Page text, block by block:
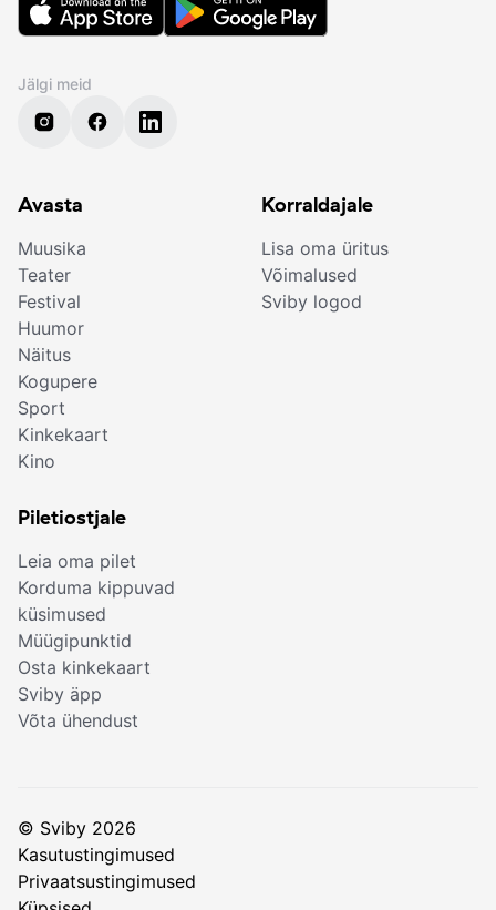
Jälgi meid
Avasta
Muusika
Teater
Festival
Huumor
Näitus
Kogupere
Sport
Kinkekaart
Kino
Korraldajale
Lisa oma üritus
Võimalused
Sviby logod
Piletiostjale
Leia oma pilet
Korduma kippuvad
küsimused
Müügipunktid
Osta kinkekaart
Sviby äpp
Võta ühendust
© Sviby 2026
Kasutustingimused
Privaatsustingimused